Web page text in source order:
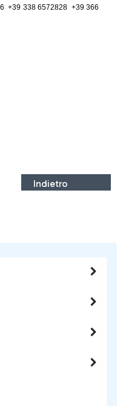
+39 338 6572828 +39 366
Indietro